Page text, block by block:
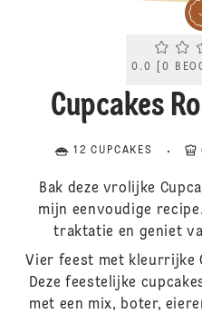
0.0 [0
Cupcakes
12 CUPCAKES
Bak deze vrolijke
mijn eenvoudige
traktatie en geniet
Vier feest met kleurrijke
Deze feestelijke
met een mix, boter,